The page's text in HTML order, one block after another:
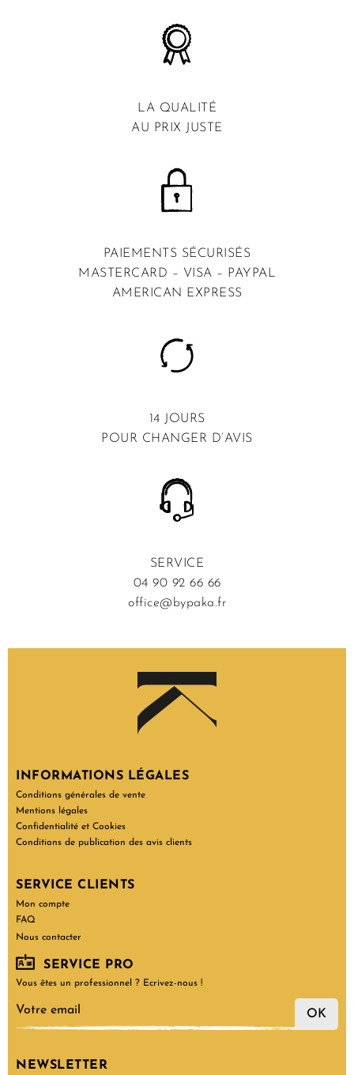
LA QUALITÉ
AU PRIX JUSTE
PAIEMENTS SÉCURISÉS
MASTERCARD – VISA – PAYPAL
AMERICAN EXPRESS
14 JOURS
POUR CHANGER D’AVIS
SERVICE
04 90 92 66 66
office@bypaka.fr
INFORMATIONS LÉGALES
Conditions générales de vente
Mentions légales
Confidentialité et Cookies
Conditions de publication des avis clients
SERVICE CLIENTS
Mon compte
FAQ
Nous contacter
SERVICE PRO
Vous êtes un professionnel ? Ecrivez-nous !
OK
NEWSLETTER